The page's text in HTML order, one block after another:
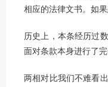
相应的法律文书。如
历史上，本条经历过
面对条款本身进行了
两相对比我们不难看